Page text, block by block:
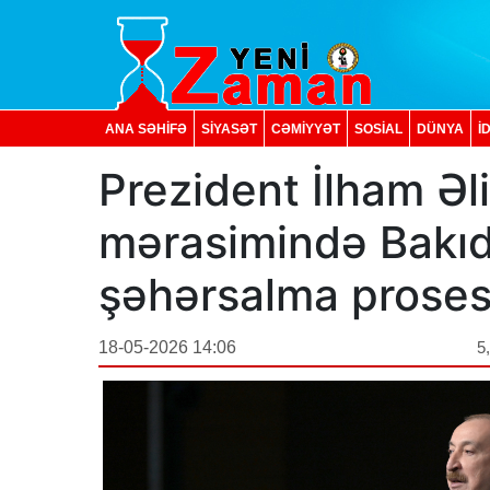
ANA SƏHİFƏ SİYASƏT CƏMİYYƏT SOSIAL DÜNYA
Prezident İlham
mərasimində
şəhərsalma
18-05-2026 14:06